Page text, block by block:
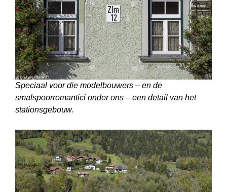
Speciaal voor die modelbouwers – en de
smalspoorromantici onder ons – een detail van het
stationsgebouw.